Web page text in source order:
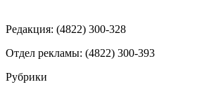
Редакция: (4822) 300-328
Отдел рекламы: (4822) 300-393
Рубрики